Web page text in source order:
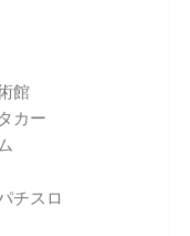
館
カー
チスロ